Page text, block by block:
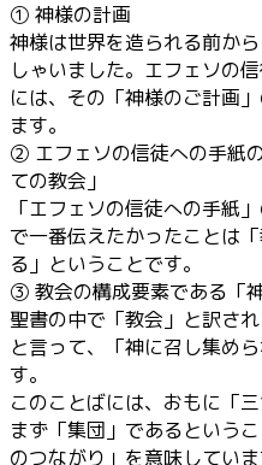
① 神様の計画
神様は世界を造られる前か
しゃいました。エフェソの
には、その「神様のご計画
ます。
② エフェソの信徒への手紙
ての教会」
「エフェソの信徒への手紙
で一番伝えたかったことは
る」ということです。
③ 教会の構成要素である「
聖書の中で「教会」と訳さ
と言って、「神に召し集め
す。
このことばには、おもに「
まず「集団」であるという
のつながり」を意味していま